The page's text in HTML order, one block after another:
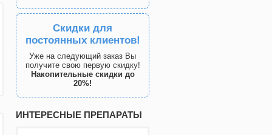
Скидки для
постоянных клиентов!
Уже на следующий заказ Вы
получите свою первую скидку!
Накопительные скидки до
20%!
ИНТЕРЕСНЫЕ ПРЕПАРАТЫ